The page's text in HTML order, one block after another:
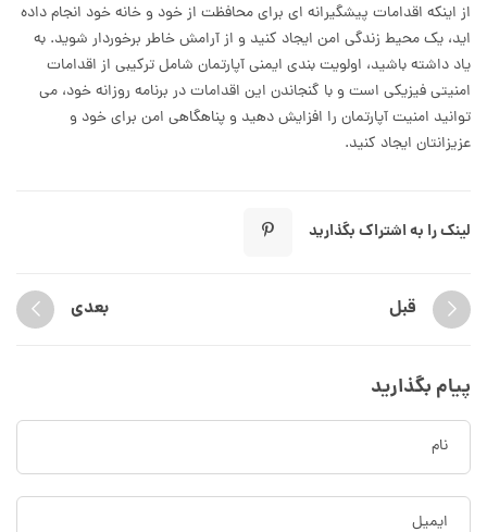
از اینکه اقدامات پیشگیرانه ای برای محافظت از خود و خانه خود انجام داده
اید، یک محیط زندگی امن ایجاد کنید و از آرامش خاطر برخوردار شوید. به
یاد داشته باشید، اولویت بندی ایمنی آپارتمان شامل ترکیبی از اقدامات
امنیتی فیزیکی است و با گنجاندن این اقدامات در برنامه روزانه خود، می
توانید امنیت آپارتمان را افزایش دهید و پناهگاهی امن برای خود و
عزیزانتان ایجاد کنید.
لینک را به اشتراک بگذارید
قبل بعدی
پیام بگذارید